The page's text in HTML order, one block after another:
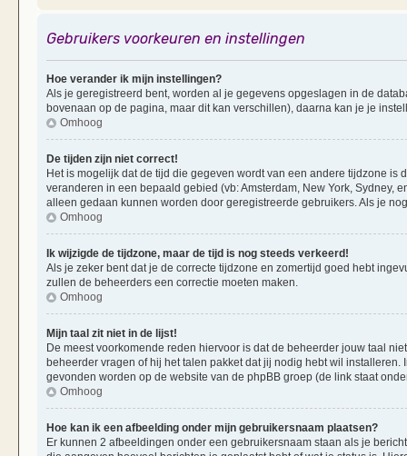
Gebruikers voorkeuren en instellingen
Hoe verander ik mijn instellingen?
Als je geregistreerd bent, worden al je gegevens opgeslagen in de
bovenaan op de pagina, maar dit kan verschillen), daarna kan je je
Omhoog
De tijden zijn niet correct!
Het is mogelijk dat de tijd die gegeven wordt van een andere tijdzone
veranderen in een bepaald gebied (vb: Amsterdam, New York, Sydney,
alleen gedaan kunnen worden door geregistreerde gebruikers. Als je
Omhoog
Ik wijzigde de tijdzone, maar de tijd is nog steeds verkeerd!
Als je zeker bent dat je de correcte tijdzone en zomertijd goed hebt
zullen de beheerders een correctie moeten maken.
Omhoog
Mijn taal zit niet in de lijst!
De meest voorkomende reden hiervoor is dat de beheerder jouw taal
beheerder vragen of hij het talen pakket dat jij nodig hebt wil
gevonden worden op de website van de phpBB groep (de link staat
Omhoog
Hoe kan ik een afbeelding onder mijn gebruikersnaam plaatsen?
Er kunnen 2 afbeeldingen onder een gebruikersnaam staan als je